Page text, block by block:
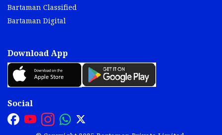
Bartaman Classified
Bartaman Digital
Download App
Social